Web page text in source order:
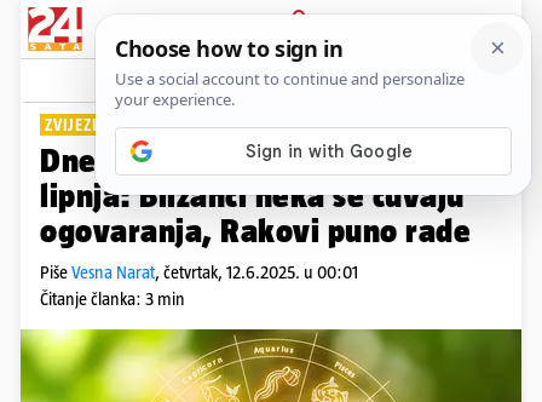
PRIJAVA
Lifestyle Komentari
ZVIJEZDE ZNAJU...
Dnevni horoskop za četvrtak 12.
lipnja: Blizanci neka se čuvaju
ogovaranja, Rakovi puno rade
PišeVesna Narat, četvrtak, 12.6.2025. u 00:01
Čitanje članka: 3 min